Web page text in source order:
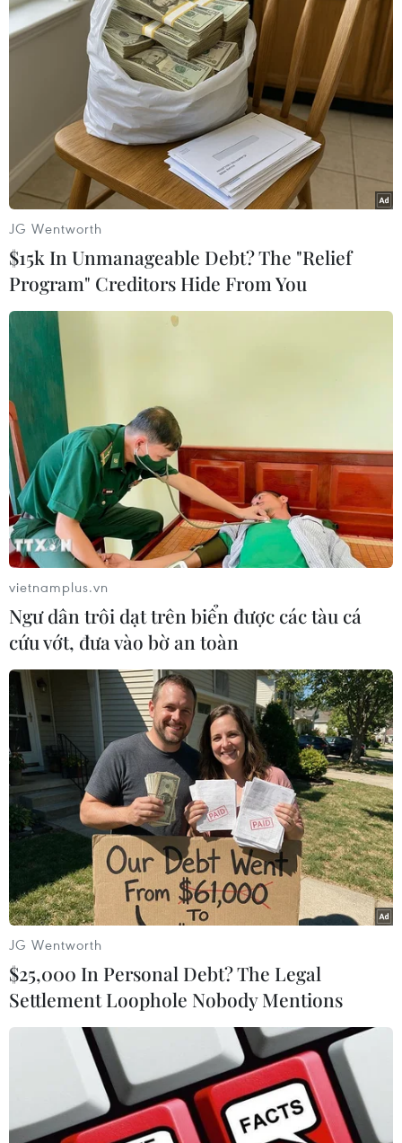
Ukraine nêu các lý do khước từ trả khoản
nợ 3 tỷ USD cho Nga
30/05/2016 23:25
Interfax trích đơn phản bác của Ukraine cho biết Kiev
không trả Moskva khoản nợ 3 tỷ USD mua trái phiếu
phát hành ở châu Âu là do Nga "can thiệp quân sự"
vào miền Đông nước này.
Ukraine hy vọng nhận thêm 4 tỷ USD từ
Quỹ Tiền tệ Quốc tế
18/07/2016 06:40
Bộ trưởng Tài chính Ukraine Aleksandr Danhiluk bày tỏ
hy vọng từ nay cuối năm nay, Kiev sẽ được Quỹ Tiền tệ
Quốc tế (IMF) giải ngân khoản vay trị giá khoảng 4 tỷ
USD.
IMF chưa có kế hoạch tiếp tục giải ngân
tiền cứu trợ cho Ukraine
29/07/2016 08:42
Ban giám đốc IMF chỉ có thể nối lại việc giải ngân gói
JG Wentworth
$15k In Unmanageable Debt? The "Relief
Program" Creditors Hide From You
vietnamplus.vn
Ngư dân trôi dạt trên biển được các tàu cá
cứu vớt, đưa vào bờ an toàn
JG Wentworth
$25,000 In Personal Debt? The Legal
Settlement Loophole Nobody Mentions